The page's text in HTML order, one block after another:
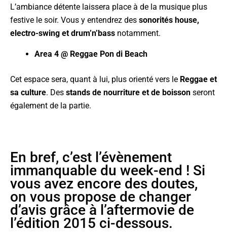
L’ambiance détente laissera place à de la musique plus
festive le soir. Vous y entendrez des sonorités house,
electro-swing et drum’n’bass notamment.
Area 4 @ Reggae Pon di Beach
Cet espace sera, quant à lui, plus orienté vers le Reggae et
sa culture. Des stands de nourriture et de boisson seront
également de la partie.
En bref, c’est l’évènement
immanquable du week-end ! Si
vous avez encore des doutes,
on vous propose de changer
d’avis grâce à l’aftermovie de
l’édition 2015 ci-dessous.